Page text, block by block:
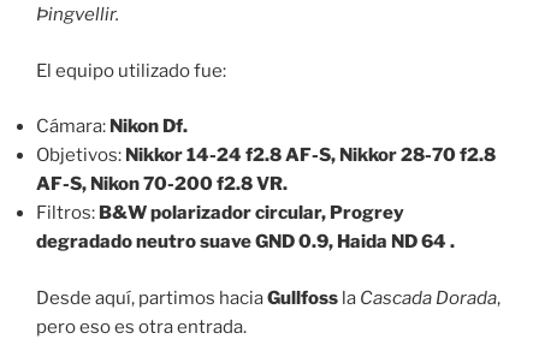
Þingvellir.
El equipo utilizado fue:
Cámara: Nikon Df.
Objetivos: Nikkor 14-24 f2.8 AF-S, Nikkor 28-70 f2.8
AF-S, Nikon 70-200 f2.8 VR.
Filtros: B&W polarizador circular, Progrey
degradado neutro suave GND 0.9, Haida ND 64 .
Desde aquí, partimos haciaGullfoss la Cascada Dorada,
pero eso es otra entrada.